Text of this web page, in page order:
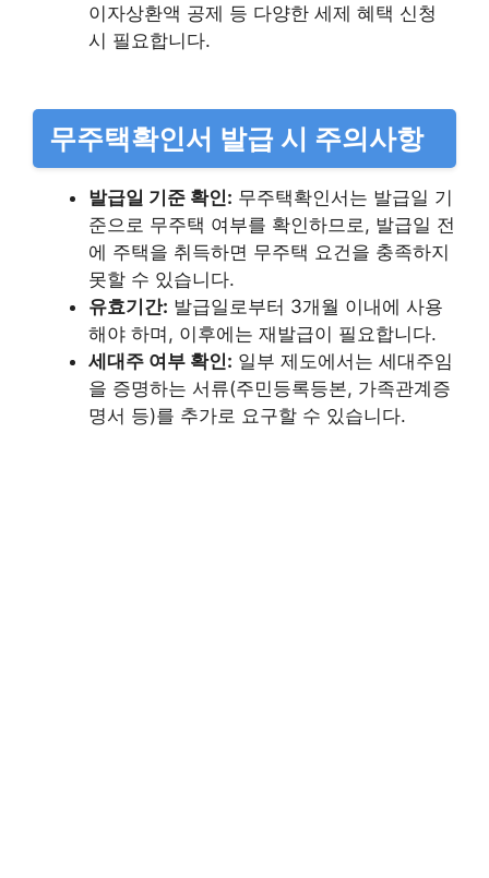
이자상환액 공제 등 다양한 세제 혜택 신청
시 필요합니다.
무주택확인서 발급 시 주의사항
발급일 기준 확인: 무주택확인서는 발급일 기
준으로 무주택 여부를 확인하므로, 발급일 전
에 주택을 취득하면 무주택 요건을 충족하지
못할 수 있습니다.
유효기간: 발급일로부터 3개월 이내에 사용
해야 하며, 이후에는 재발급이 필요합니다.
세대주 여부 확인: 일부 제도에서는 세대주임
을 증명하는 서류(주민등록등본, 가족관계증
명서 등)를 추가로 요구할 수 있습니다.